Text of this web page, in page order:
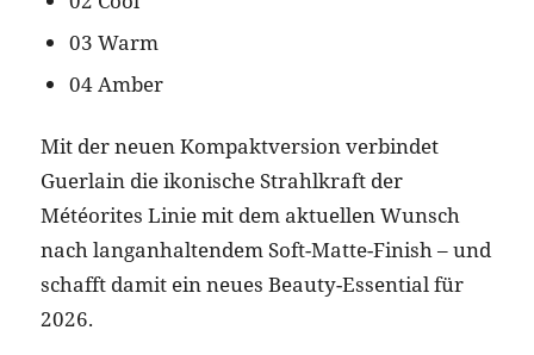
03 Warm
04 Amber
Mit der neuen Kompaktversion verbindet
Guerlain die ikonische Strahlkraft der
Météorites Linie mit dem aktuellen Wunsch
nach langanhaltendem Soft-Matte-Finish – und
schafft damit ein neues Beauty-Essential für
2026.